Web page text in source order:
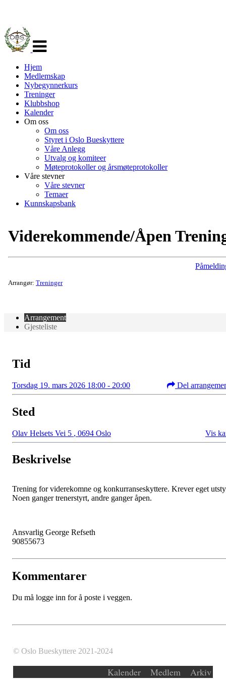
navigasjon
Hjem
Medlemskap
Nybegynnerkurs
Treninger
Klubbshop
Kalender
Om oss
Om oss
Styret i Oslo Bueskyttere
Våre Anlegg
Utvalg og komiteer
Møteprotokoller og årsmøteprotokoller
Våre stevner
Våre stevner
Temaer
Kunnskapsbank
Viderekommende/Åpen
Arrangør: Treninger
Arrangement
Gjesteliste
Tid
Torsdag 19. mars 2026 18:00 - 20:00 Del
Sted
Olav Helsets Vei 5 , 0694 Oslo Vis
Beskrivelse
Trening for viderekomne og konkurranseskyttere. Krever eget
Noen ganger trenerstyrt, andre ganger åpen.
Ansvarlig George Refseth
90855673
Kommentarer
Du må logge inn for å poste i veggen.
© Oslo Bueskyttere 2021-2024
Kalender Medlem Arkiv